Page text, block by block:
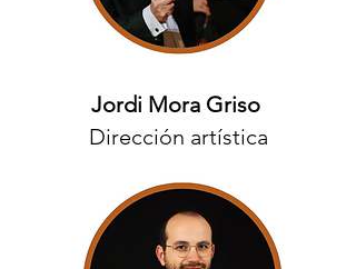
Jordi Mora Griso
Dirección artística